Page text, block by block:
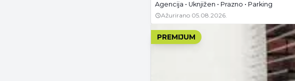
Agencija • Uknjižen • Prazno • Parking
Ažurirano 05.08.2026.
PREMIJUM